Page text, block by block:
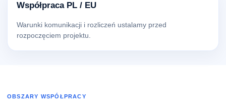
Współpraca PL / EU
Warunki komunikacji i rozliczeń ustalamy przed
rozpoczęciem projektu.
OBSZARY WSPÓŁPRACY